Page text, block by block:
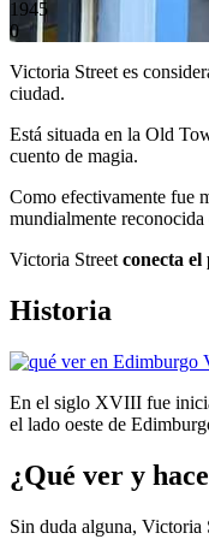
1945
0
Victoria Street es
ciudad.
Está situada en la Old
cuento de magia.
Como efectivamente fue
mundialmente
Victoria Street conecta
Historia
En el siglo XVIII fue
el lado oeste de
¿Qué ver y
Sin duda alguna, Victoria